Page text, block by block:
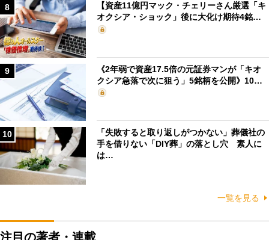
8
【資産11億円マック・チェリーさん厳選「キ
オクシア・ショック」後に大化け期待4銘…
9
《2年弱で資産17.5倍の元証券マンが「キオ
クシア急落で次に狙う」5銘柄を公開》10…
10
「失敗すると取り返しがつかない」葬儀社の
手を借りない「DIY葬」の落とし穴 素人に
は…
一覧を見る
注目の著者・連載